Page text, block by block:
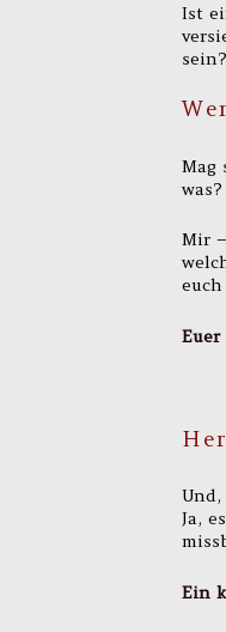
Ist
sein?
Mag
was?
Mir
Ja,
Ein